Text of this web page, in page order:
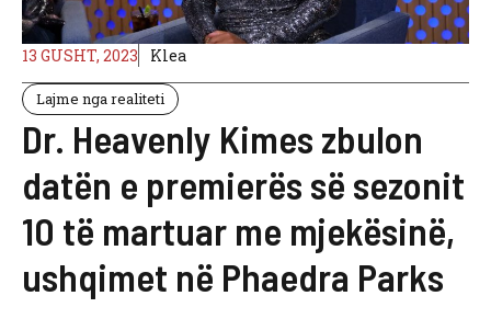
13 GUSHT, 2023 Klea
Lajme nga realiteti
Dr. Heavenly Kimes zbulon
datën e premierës së sezonit
10 të martuar me mjekësinë,
ushqimet në Phaedra Parks